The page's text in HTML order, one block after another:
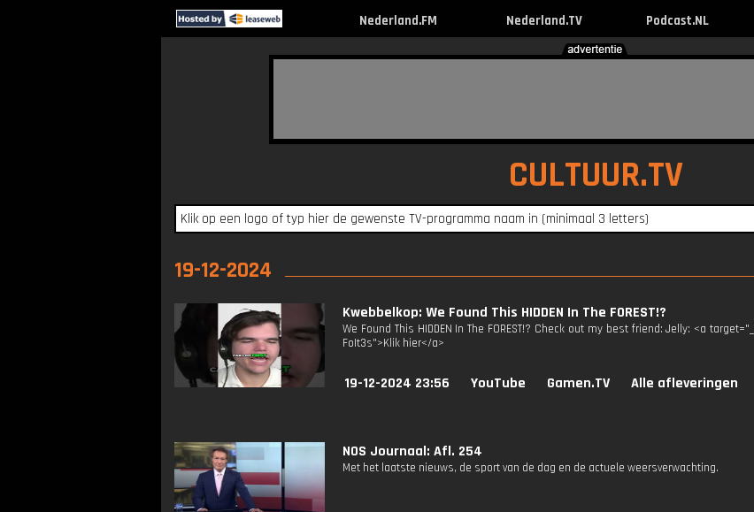
Nederland.FM Nederland.TV Podcast.NL
CULTUUR.TV
19-12-2024
Kwebbelkop: We Found This HIDDEN In The FOREST!?
We Found This HIDDEN In The FOREST!? Check out my best friend: Jelly: <a
FoIt3s">Klik hier</a>
19-12-2024 23:56 YouTube Gamen.TV Alle afleveringen
NOS Journaal: Afl. 254
Met het laatste nieuws, de sport van de dag en de actuele weersverwachting.